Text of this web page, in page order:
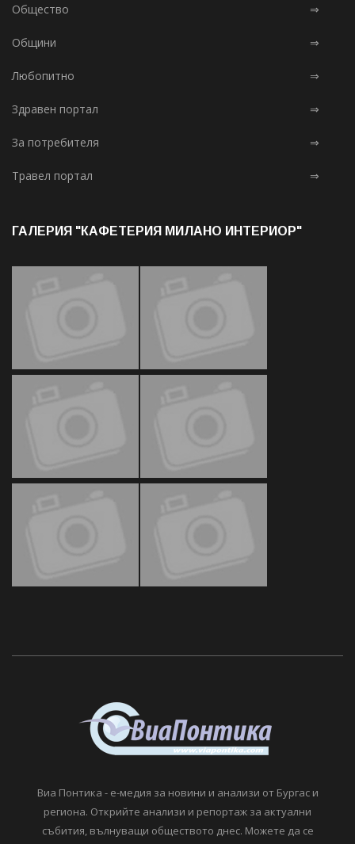
Общество ⇒
Общини ⇒
Любопитно ⇒
Здравен портал ⇒
За потребителя ⇒
Травел портал ⇒
ГАЛЕРИЯ "КАФЕТЕРИЯ МИЛАНО ИНТЕРИОР"
Виа Понтика - е-медия за новини и анализи от Бургас и
региона. Открийте анализи и репортаж за актуални
събития, вълнуващи обществото днес. Можете да се